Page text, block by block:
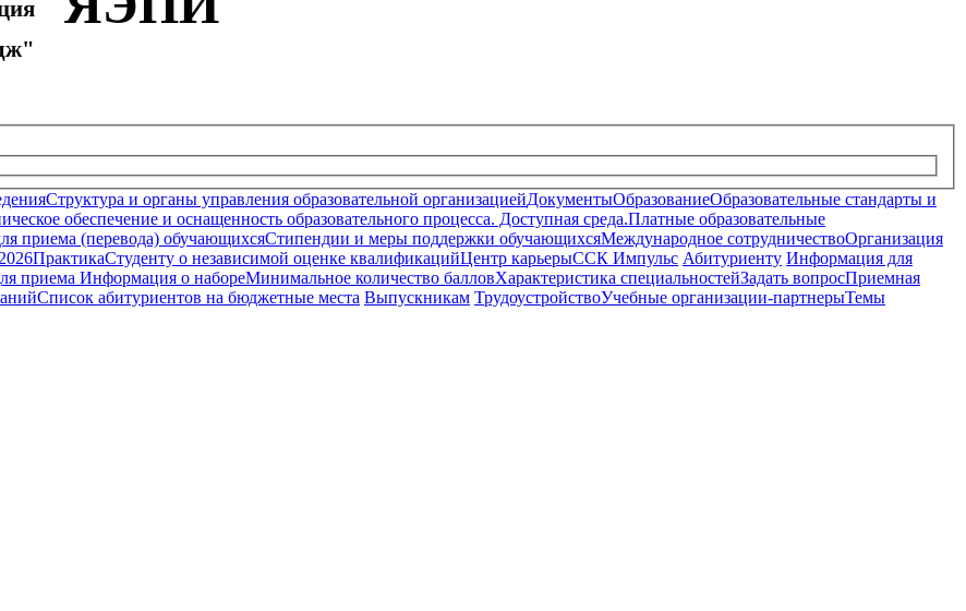
Структура и органы управления образовательной организациейДокументыОбразованиеОбразовательные стандарты и
обеспечение и оснащенность образовательного процесса. Доступная среда.Платные образовательные
приема (перевода) обучающихсяСтипендии и меры поддержки обучающихсяМеждународное сотрудничествоОрганизация
ПрактикаСтуденту о независимой оценке квалификацийЦентр карьерыССК Импульс Абитуриенту Информация для
приема Информация о набореМинимальное количество балловХарактеристика специальностейЗадать вопросПриемная
Список абитуриентов на бюджетные места Выпускникам ТрудоустройствоУчебные организации-партнерыТемы